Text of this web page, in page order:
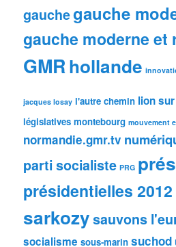
gauchegauche
gauche moderne et
GMRhollande
jacques losay l'autre chemin lion
législatives montebourg mouvement
normandie.gmr.tv
parti socialiste PRG
présidentielles 2012
sarkozysauvons
socialisme sous-marin suchod